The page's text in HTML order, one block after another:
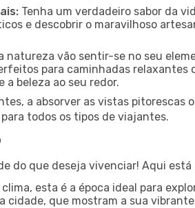
Tenha um verdadeiro sabor da
e descobrir o maravilhoso
natureza vão sentir-se no seu
para caminhadas
beleza ao seu redor.
a absorver as vistas
todos os tipos de viajantes.
do que deseja vivenciar! Aqui
esta é a época ideal para
cidade, que mostram a sua